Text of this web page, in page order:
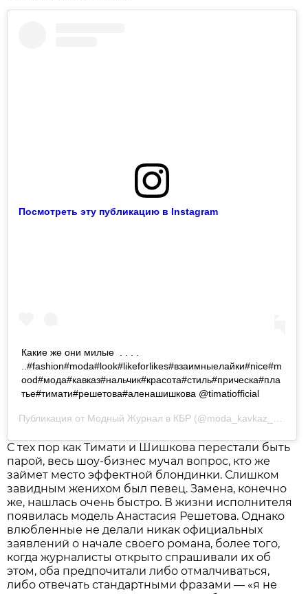
Посмотреть эту публикацию в Instagram
Какие же они милые ️ . . . .
..#fashion#moda#look#likeforlikes#взаимныелайки#nice#m
ood#мода#кавказ#нальчик#красота#стиль#прическа#пла
тье#тимати#решетова#аленашишкова @timatiofficial
Публикация от Модный Журнал в КБР (@moda_kavkaz_07)
С тех пор как Тимати и Шишкова перестали быть
парой, весь шоу-бизнес мучал вопрос, кто же
займет место эффектной блондинки. Слишком
завидным женихом был певец. Замена, конечно
же, нашлась очень быстро. В жизни исполнителя
появилась модель Анастасия Решетова. Однако
влюбленные не делали никак официальных
заявлений о начале своего романа, более того,
когда журналисты открыто спрашивали их об
этом, оба предпочитали либо отмалчиваться,
либо отвечать стандартными фразами — «я не